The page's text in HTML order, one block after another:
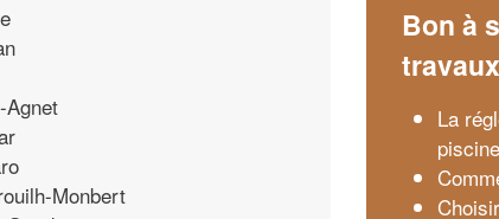
Agnet
Monbert
Bon à
travaux
La
piscine